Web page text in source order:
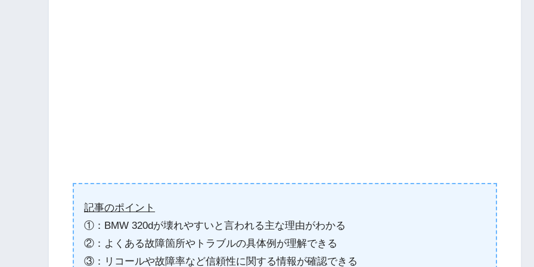
記事のポイント
①：BMW 320dが壊れやすいと言われる主な理由がわかる
②：よくある故障箇所やトラブルの具体例が理解できる
③：リコールや故障率など信頼性に関する情報が確認できる